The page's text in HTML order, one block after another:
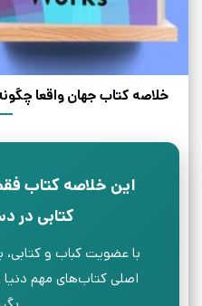
خلاصه کتاب جهان واقعا
این خلاصه کتاب
کتابی در
با عضویت کباب و